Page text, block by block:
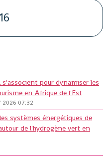
pour dynamiser les
en Afrique de l'Est
2026 07:32
systèmes énergétiques de
de l'hydrogène vert en